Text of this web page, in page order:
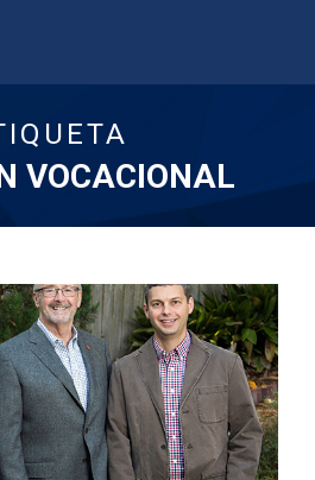
VOCACIONAL